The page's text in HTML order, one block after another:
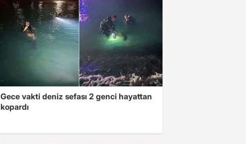
Gece vakti deniz sefası 2 genci hayattan
kopardı